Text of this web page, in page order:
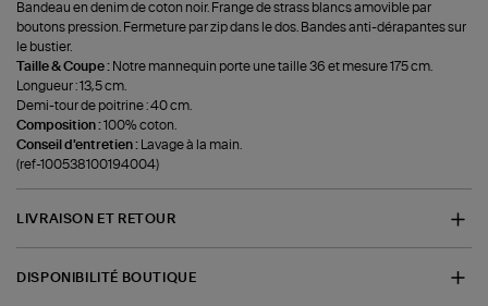
Bandeau en denim de coton noir. Frange de strass blancs amovible par
boutons pression. Fermeture par zip dans le dos. Bandes anti-dérapantes sur
le bustier.
Taille & Coupe : Notre mannequin porte une taille 36 et mesure 175 cm.
Longueur : 13,5 cm.
Demi-tour de poitrine : 40 cm.
Composition :100% coton.
Conseil d'entretien : Lavage à la main.
(ref-100538100194004)
LIVRAISON ET RETOUR
DISPONIBILITÉ BOUTIQUE